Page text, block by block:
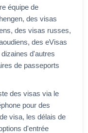
équipe de
des visas
des visas russes,
des eVisas
d'autres
de passeports
des visas via le
pour des
visa, les délais de
d'entrée